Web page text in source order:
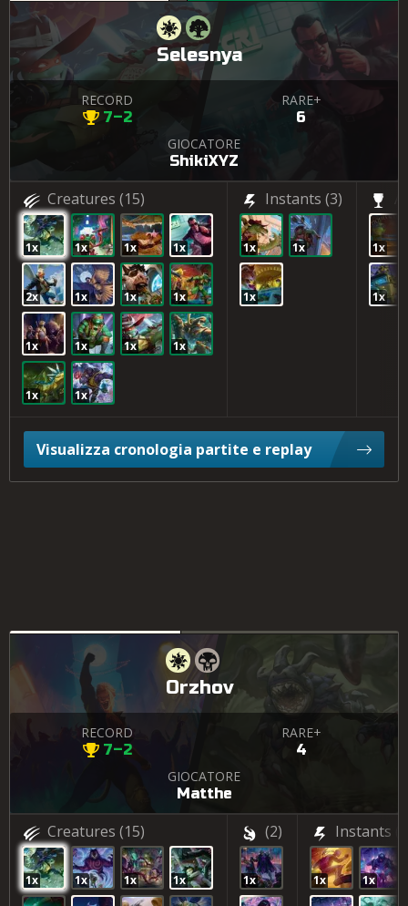
Selesnya
RECORD
7–2
RARE+
6
GIOCATORE
ShikiXYZ
Creatures (15)
1x 1x 1x 1x
2x 1x 1x 1x
1x 1x 1x 1x
1x 1x
Instants (3)
1x 1x
1x
1x
1x
Visualizza cronologia partite e replay
Orzhov
RECORD
7–2
RARE+
4
GIOCATORE
Matthe
Creatures (15)
1x 1x 1x 1x
(2)
1x
Instants
1x 1x